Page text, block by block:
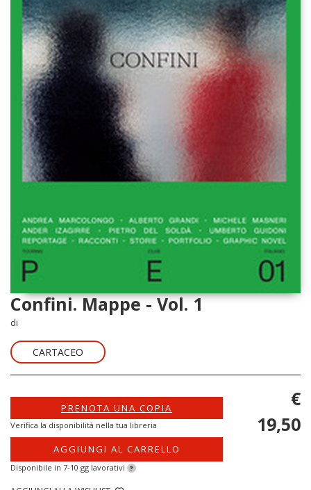
Confini. Mappe - Vol. 1
di
CARTACEO
PRENOTA UNA COPIA
Verifica la disponibilità nella tua libreria
AGGIUNGI AL CARRELLO
Disponibile in 7-10 gg lavorativi ?
€
19,50